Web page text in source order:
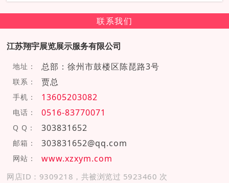
联系我们
江苏翔宇展览展示服务有限公司
地址： 总部：徐州市鼓楼区陈琵路3号
联系： 贾总
手机： 13605203082
电话： 0516-83770071
Q Q： 303831652
邮箱： 303831652@qq.com
网站： www.xzxym.com
网店ID：9309218，共被浏览过 5923460 次